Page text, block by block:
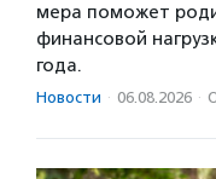
мера поможет
финансовой
года.
Новости · 06.08.2026 ·